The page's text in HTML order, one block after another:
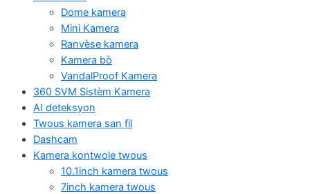
Dome kamera
Mini Kamera
Ranvèse kamera
Kamera bò
VandalProof Kamera
360 SVM Sistèm Kamera
AI deteksyon
Twous kamera san fil
Dashcam
Kamera kontwole twous
10.1inch kamera twous
7inch kamera twous